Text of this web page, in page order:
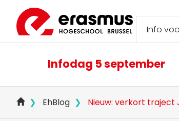
Overslaan
naar
Info
Main
navigation
Infodag 5 september
EhBlog Nieuw: verkort traject